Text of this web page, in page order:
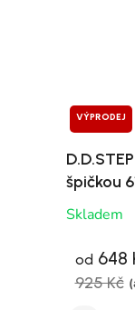
VÝPRODEJ
špičkou
Skladem
od 648
925 Kč